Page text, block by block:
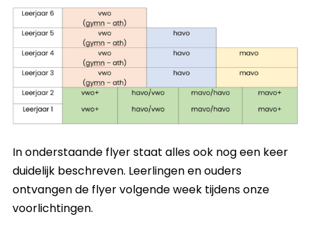
In onderstaande flyer staat alles ook nog een keer
duidelijk beschreven. Leerlingen en ouders
ontvangen de flyer volgende week tijdens onze
voorlichtingen.